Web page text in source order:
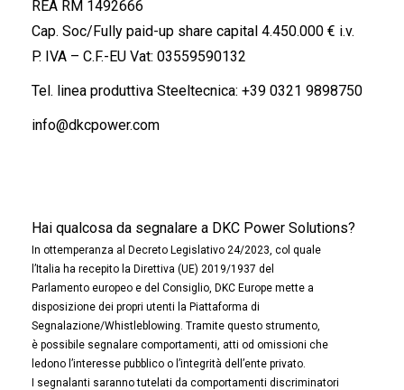
REA RM 1492666
Cap. Soc/Fully paid-up share capital 4.450.000 € i.v.
P. IVA – C.F.-EU Vat: 03559590132
Tel. linea produttiva Steeltecnica: +39 0321 9898750
info@dkcpower.com
Hai qualcosa da segnalare a DKC Power Solutions?
In ottemperanza al Decreto Legislativo 24/2023, col quale
l’Italia ha recepito la Direttiva (UE) 2019/1937 del
Parlamento europeo e del Consiglio, DKC Europe mette a
disposizione dei propri utenti la Piattaforma di
Segnalazione/Whistleblowing. Tramite questo strumento,
è possibile segnalare comportamenti, atti od omissioni che
ledono l’interesse pubblico o l’integrità dell’ente privato.
I segnalanti saranno tutelati da comportamenti discriminatori